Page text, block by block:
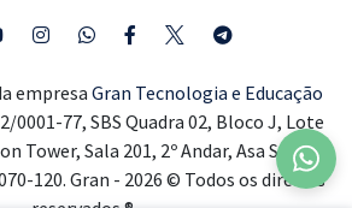
empresa Gran Tecnologia e Educação
0001-77, SBS Quadra 02, Bloco J, Lote
Tower, Sala 201, 2º Andar, Asa Sul,
120. Gran - 2026 © Todos os direitos